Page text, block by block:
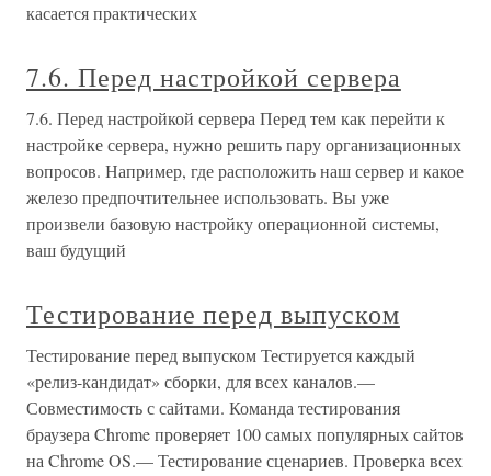
касается практических
7.6. Перед настройкой сервера
7.6. Перед настройкой сервера Перед тем как перейти к
настройке сервера, нужно решить пару организационных
вопросов. Например, где расположить наш сервер и какое
железо предпочтительнее использовать. Вы уже
произвели базовую настройку операционной системы,
ваш будущий
Тестирование перед выпуском
Тестирование перед выпуском Тестируется каждый
«релиз-кандидат» сборки, для всех каналов.—
Совместимость с сайтами. Команда тестирования
браузера Chrome проверяет 100 самых популярных сайтов
на Chrome OS.— Тестирование сценариев. Проверка всех